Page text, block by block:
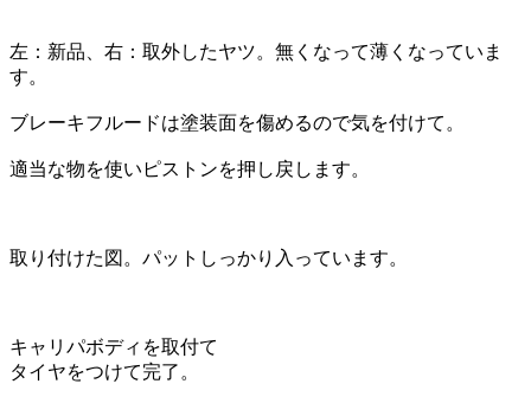
左：新品、右：取外したヤツ。無くなって薄くなっていま
す。
ブレーキフルードは塗装面を傷めるので気を付けて。
適当な物を使いピストンを押し戻します。
取り付けた図。パットしっかり入っています。
キャリパボディを取付て
タイヤをつけて完了。